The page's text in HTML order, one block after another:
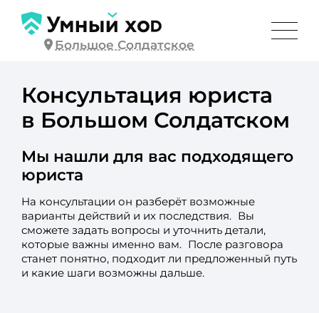
Большое Солдатское
Консультация юриста
в Большом Солдатском
Мы нашли для вас подходящего
юриста
На консультации он разберёт возможные
варианты действий и их последствия. Вы
сможете задать вопросы и уточнить детали,
которые важны именно вам. После разговора
станет понятно, подходит ли предложенный путь
и какие шаги возможны дальше.